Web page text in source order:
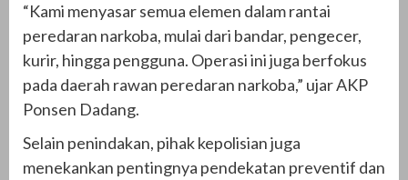
“Kami menyasar semua elemen dalam rantai
peredaran narkoba, mulai dari bandar, pengecer,
kurir, hingga pengguna. Operasi ini juga berfokus
pada daerah rawan peredaran narkoba,” ujar AKP
Ponsen Dadang.
Selain penindakan, pihak kepolisian juga
menekankan pentingnya pendekatan preventif dan